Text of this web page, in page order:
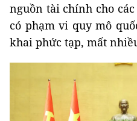
nguồn tài chính cho
có phạm vi quy mô
khai phức tạp, mất